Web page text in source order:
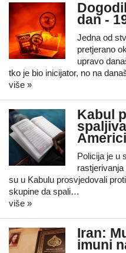
dan -
Jedna od
pretjerano
upravo
tko je bio inicijator, no na
više »
Kabul
Americi
Policija je u
su u Kabulu prosvjedovali
skupine da spali…
više »
Iran:
imuni